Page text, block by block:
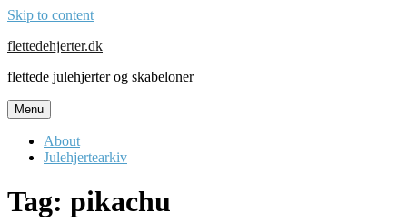
Skip to content
flettedehjerter.dk
flettede julehjerter og skabeloner
Menu
About
Julehjertearkiv
Tag: pikachu